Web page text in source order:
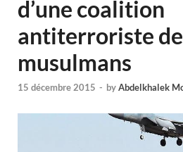
d’une coalition
antiterroriste
musulmans
15 décembre 2015 - byAbdelkhalek